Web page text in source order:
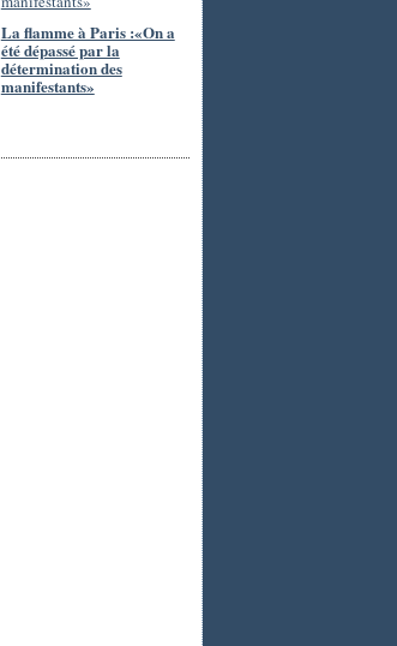
La flamme à Paris :«On a
été dépassé par la
détermination des
manifestants»